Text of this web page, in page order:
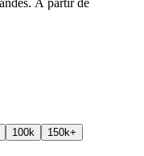
100k 150k+